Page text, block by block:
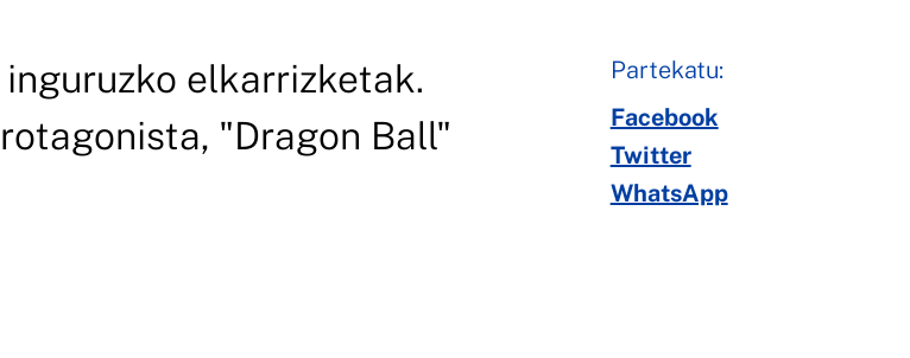
elkarrizketak.
"Dragon Ball"
Partekatu:
Facebook
Twitter
WhatsApp